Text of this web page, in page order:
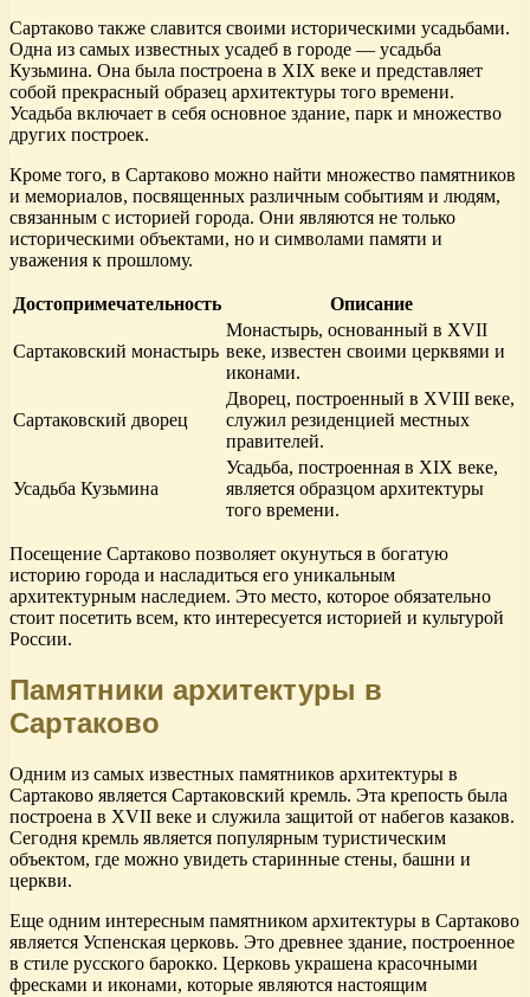
Сартаково также славится своими историческими усадьбами.
Одна из самых известных усадеб в городе — усадьба
Кузьмина. Она была построена в XIX веке и представляет
собой прекрасный образец архитектуры того времени.
Усадьба включает в себя основное здание, парк и множество
других построек.
Кроме того, в Сартаково можно найти множество памятников
и мемориалов, посвященных различным событиям и людям,
связанным с историей города. Они являются не только
историческими объектами, но и символами памяти и
уважения к прошлому.
Достопримечательность Описание
Сартаковский монастырь
Монастырь, основанный в XVII
веке, известен своими церквями и
иконами.
Сартаковский дворец
Дворец, построенный в XVIII веке,
служил резиденцией местных
правителей.
Усадьба Кузьмина
Усадьба, построенная в XIX веке,
является образцом архитектуры
того времени.
Посещение Сартаково позволяет окунуться в богатую
историю города и насладиться его уникальным
архитектурным наследием. Это место, которое обязательно
стоит посетить всем, кто интересуется историей и культурой
России.
Памятники архитектуры в
Сартаково
Одним из самых известных памятников архитектуры в
Сартаково является Сартаковский кремль. Эта крепость была
построена в XVII веке и служила защитой от набегов казаков.
Сегодня кремль является популярным туристическим
объектом, где можно увидеть старинные стены, башни и
церкви.
Еще одним интересным памятником архитектуры в Сартаково
является Успенская церковь. Это древнее здание, построенное
в стиле русского барокко. Церковь украшена красочными
фресками и иконами, которые являются настоящим